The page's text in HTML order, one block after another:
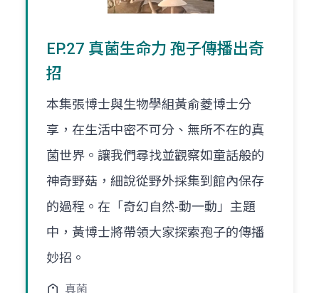
EP.27 真菌生命力 孢子傳播出奇
招
本集張博士與生物學組黃俞菱博士分
享，在生活中密不可分、無所不在的真
菌世界。讓我們尋找並觀察如童話般的
神奇野菇，細說從野外採集到館內保存
的過程。在「奇幻自然-動一動」主題
中，黃博士將帶領大家探索孢子的傳播
妙招。
真菌